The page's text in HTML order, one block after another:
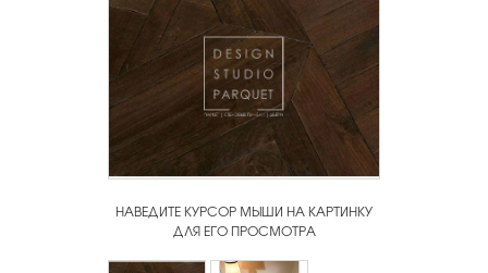
НАВЕДИТЕ КУРСОР МЫШИ НА КАРТИНКУ
ДЛЯ ЕГО ПРОСМОТРА